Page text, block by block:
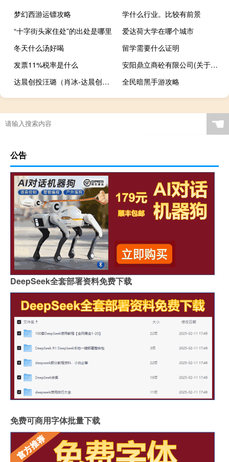
梦幻西游运镖攻略
学什么行业。比较有前景
“十字街头家住处”的出处是哪里
爱达荷大学在哪个城市
冬天什么汤好喝
留学需要什么证明
发票11%税率是什么
安阳鼎立商砼有限公司(关于安阳鼎立商砼有限公司简述)
达晨创投汪璐（肖冰-达晨创投合伙人兼总裁介绍）
全民暗黑手游攻略
☚
公告
DeepSeek全套部署资料免费下载
免费可商用字体批量下载